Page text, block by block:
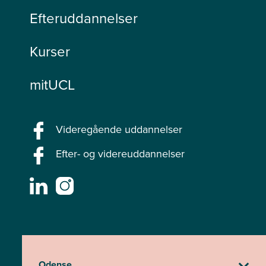
Efteruddannelser
Kurser
mitUCL
Videregående uddannelser
Efter- og videreuddannelser